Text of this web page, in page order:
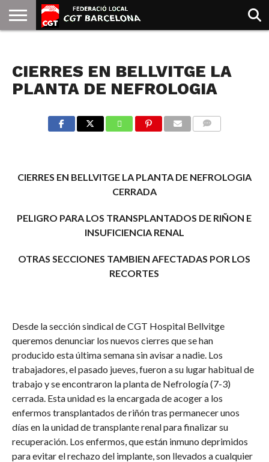
GOLDMAN
CIERRES EN BELLVITGE LA
PLANTA DE NEFROLOGIA
CIERRES EN BELLVITGE LA PLANTA DE NEFROLOGIA
CERRADA
PELIGRO PARA LOS TRANSPLANTADOS DE RIÑON E
INSUFICIENCIA RENAL
OTRAS SECCIONES TAMBIEN AFECTADAS POR LOS
RECORTES
Desde la sección sindical de CGT Hospital Bellvitge
queremos denunciar los nuevos cierres que se han
producido esta última semana sin avisar a nadie. Los
trabajadores, el pasado jueves, fueron a su lugar habitual de
trabajo y se encontraron la planta de Nefrología (7-3)
cerrada. Esta unidad es la encargada de acoger a los
enfermos transplantados de riñón tras permanecer unos
días en la unidad de transplante renal para finalizar su
recuperación. Los enfermos, que están inmuno deprimidos
para evitar el rechazo del implante, son llevados a cualquier